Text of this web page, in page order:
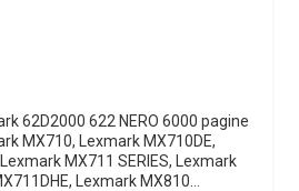
62D2000 622 NERO 6000 pagine
MX710, Lexmark MX710DE,
MX711 SERIES, Lexmark
Lexmark MX810…